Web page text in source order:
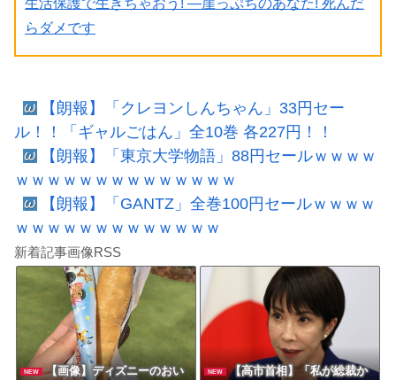
らダメです
【朗報】「クレヨンしんちゃん」33円セー
ル！！「ギャルごはん」全10巻 各227円！！
【朗報】「東京大学物語」88円セールｗｗｗｗ
ｗｗｗｗｗｗｗｗｗｗｗｗｗｗ
【朗報】「GANTZ」全巻100円セールｗｗｗｗ
ｗｗｗｗｗｗｗｗｗｗｗｗｗ
新着記事画像RSS
NEW
【画像】ディズニーのおい
NEW
【高市首相】「私が総裁か